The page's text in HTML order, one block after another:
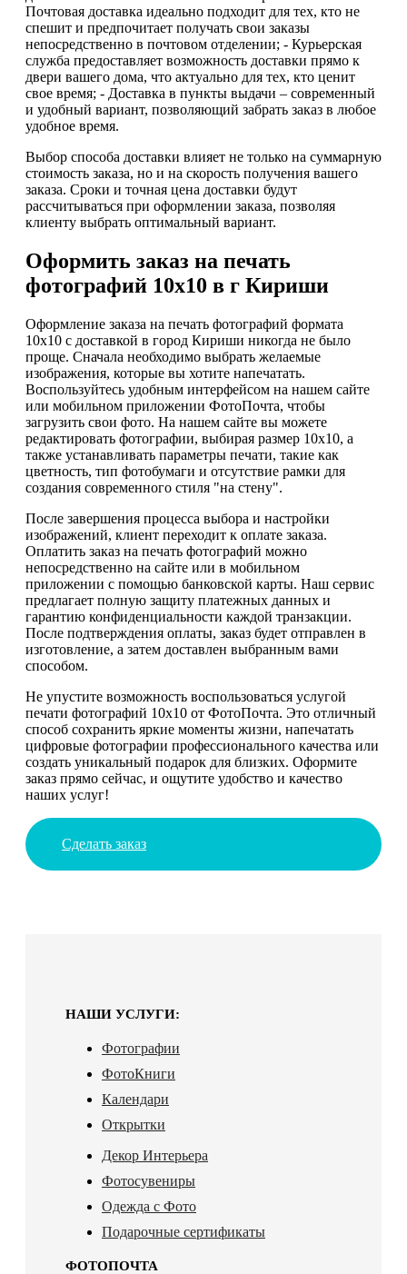
Почтовая доставка идеально подходит для тех, кто не
спешит и предпочитает получать свои заказы
непосредственно в почтовом отделении; - Курьерская
служба предоставляет возможность доставки прямо к
двери вашего дома, что актуально для тех, кто ценит
свое время; - Доставка в пункты выдачи – современный
и удобный вариант, позволяющий забрать заказ в любое
удобное время.
Выбор способа доставки влияет не только на суммарную
стоимость заказа, но и на скорость получения вашего
заказа. Сроки и точная цена доставки будут
рассчитываться при оформлении заказа, позволяя
клиенту выбрать оптимальный вариант.
Оформить заказ на печать
фотографий 10х10 в г Кириши
Оформление заказа на печать фотографий формата
10х10 с доставкой в город Кириши никогда не было
проще. Сначала необходимо выбрать желаемые
изображения, которые вы хотите напечатать.
Воспользуйтесь удобным интерфейсом на нашем сайте
или мобильном приложении ФотоПочта, чтобы
загрузить свои фото. На нашем сайте вы можете
редактировать фотографии, выбирая размер 10х10, а
также устанавливать параметры печати, такие как
цветность, тип фотобумаги и отсутствие рамки для
создания современного стиля "на стену".
После завершения процесса выбора и настройки
изображений, клиент переходит к оплате заказа.
Оплатить заказ на печать фотографий можно
непосредственно на сайте или в мобильном
приложении с помощью банковской карты. Наш сервис
предлагает полную защиту платежных данных и
гарантию конфиденциальности каждой транзакции.
После подтверждения оплаты, заказ будет отправлен в
изготовление, а затем доставлен выбранным вами
способом.
Не упустите возможность воспользоваться услугой
печати фотографий 10х10 от ФотоПочта. Это отличный
способ сохранить яркие моменты жизни, напечатать
цифровые фотографии профессионального качества или
создать уникальный подарок для близких. Оформите
заказ прямо сейчас, и ощутите удобство и качество
наших услуг!
Сделать заказ
НАШИ УСЛУГИ:
Фотографии
ФотоКниги
Календари
Открытки
Декор Интерьера
Фотосувениры
Одежда с Фото
Подарочные сертификаты
ФОТОПОЧТА